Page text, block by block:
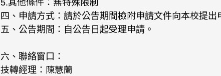
5.其他條件：無特殊限制
四、申請方式：請於公告期間檢附申請文件向本校提
五、公告期間：自公告日起受理申請。
六、聯絡窗口：
技轉經理：陳慧蘭